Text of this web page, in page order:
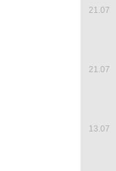
21.07
21.07
13.07